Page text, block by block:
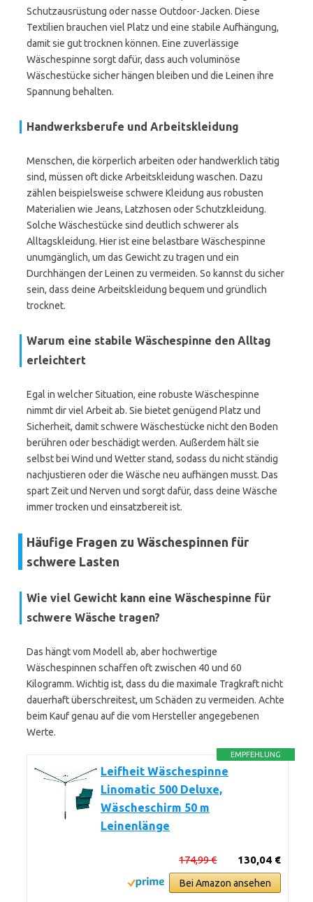
Schutzausrüstung oder nasse Outdoor-Jacken. Diese
Textilien brauchen viel Platz und eine stabile Aufhängung,
damit sie gut trocknen können. Eine zuverlässige
Wäschespinne sorgt dafür, dass auch voluminöse
Wäschestücke sicher hängen bleiben und die Leinen ihre
Spannung behalten.
Handwerksberufe und Arbeitskleidung
Menschen, die körperlich arbeiten oder handwerklich tätig
sind, müssen oft dicke Arbeitskleidung waschen. Dazu
zählen beispielsweise schwere Kleidung aus robusten
Materialien wie Jeans, Latzhosen oder Schutzkleidung.
Solche Wäschestücke sind deutlich schwerer als
Alltagskleidung. Hier ist eine belastbare Wäschespinne
unumgänglich, um das Gewicht zu tragen und ein
Durchhängen der Leinen zu vermeiden. So kannst du sicher
sein, dass deine Arbeitskleidung bequem und gründlich
trocknet.
Warum eine stabile Wäschespinne den Alltag
erleichtert
Egal in welcher Situation, eine robuste Wäschespinne
nimmt dir viel Arbeit ab. Sie bietet genügend Platz und
Sicherheit, damit schwere Wäschestücke nicht den Boden
berühren oder beschädigt werden. Außerdem hält sie
selbst bei Wind und Wetter stand, sodass du nicht ständig
nachjustieren oder die Wäsche neu aufhängen musst. Das
spart Zeit und Nerven und sorgt dafür, dass deine Wäsche
immer trocken und einsatzbereit ist.
Häufige Fragen zu Wäschespinnen für
schwere Lasten
Wie viel Gewicht kann eine Wäschespinne für
schwere Wäsche tragen?
Das hängt vom Modell ab, aber hochwertige
Wäschespinnen schaffen oft zwischen 40 und 60
Kilogramm. Wichtig ist, dass du die maximale Tragkraft nicht
dauerhaft überschreitest, um Schäden zu vermeiden. Achte
beim Kauf genau auf die vom Hersteller angegebenen
Werte.
EMPFEHLUNG
Leifheit Wäschespinne
Linomatic 500 Deluxe,
Wäscheschirm 50 m
Leinenlänge
130,04 €
174,99 €
Bei Amazon ansehen